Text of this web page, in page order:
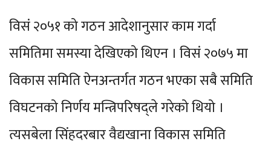
विसं २०५१ को गठन आदेशानुसार काम गर्दा
समितिमा समस्या देखिएको थिएन । विसं २०७५ मा
विकास समिति ऐनअन्तर्गत गठन भएका सबै समिति
विघटनको निर्णय मन्त्रिपरिषद्ले गरेको थियो ।
त्यसबेला सिंहदरबार वैद्यखाना विकास समिति